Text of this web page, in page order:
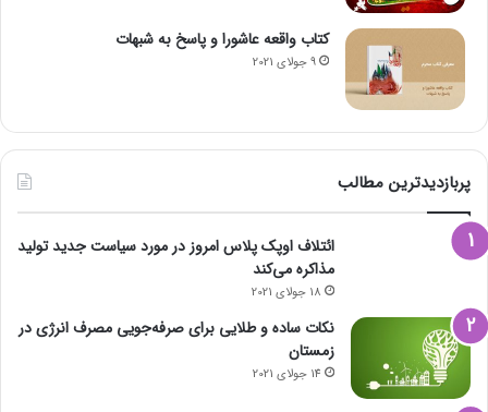
کتاب واقعه عاشورا و پاسخ به شبهات
9 جولای 2021
پربازدیدترین مطالب
ائتلاف اوپک پلاس امروز در مورد سیاست جدید تولید
مذاکره می‌کند
18 جولای 2021
نکات ساده و طلایی برای صرفه‌جویی مصرف انرژی در
زمستان
14 جولای 2021